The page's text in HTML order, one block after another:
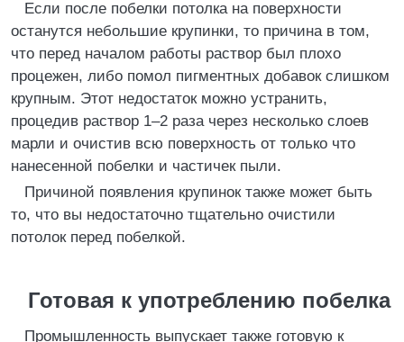
Если после побелки потолка на поверхности
останутся небольшие крупинки, то причина в том,
что перед началом работы раствор был плохо
процежен, либо помол пигментных добавок слишком
крупным. Этот недостаток можно устранить,
процедив раствор 1–2 раза через несколько слоев
марли и очистив всю поверхность от только что
нанесенной побелки и частичек пыли.
Причиной появления крупинок также может быть
то, что вы недостаточно тщательно очистили
потолок перед побелкой.
Готовая к употреблению побелка
Промышленность выпускает также готовую к